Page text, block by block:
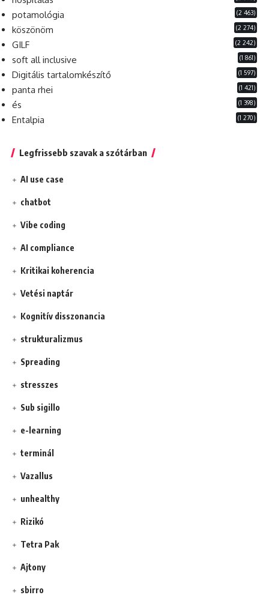
potamológia (2 463)
köszönöm (2 274)
GILF (2 242)
soft all inclusive (1 861)
Digitális tartalomkészítő (1 597)
panta rhei (1 421)
és (1 398)
Entalpia (1 270)
Legfrissebb szavak a szótárban
AI use case
chatbot
Vibe coding
AI compliance
Kritikai koherencia
Vetési naptár
Kognitív disszonancia
strukturalizmus
Spreading
stresszes
Sub sigillo
e-learning
terminál
Vazallus
unhealthy
Rizikó
Tetra Pak
Ajtony
sbirro